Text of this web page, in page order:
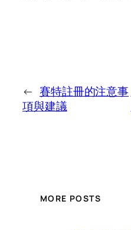
← 賽特註冊的注意事
項與建議
MORE POSTS